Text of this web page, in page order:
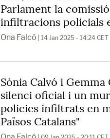
Parlament la
infiltracions policials
Ona Falcó | 14 Jan 2025 - 14:24 CET
Sònia Calvó i
silenci oficial i un
policies infiltrats en
Països Catalans"